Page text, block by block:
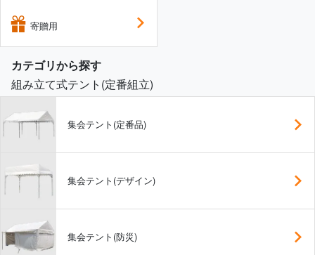
寄贈用
カテゴリから探す
組み立て式テント(定番組立)
集会テント(定番品)
集会テント(デザイン)
集会テント(防災)